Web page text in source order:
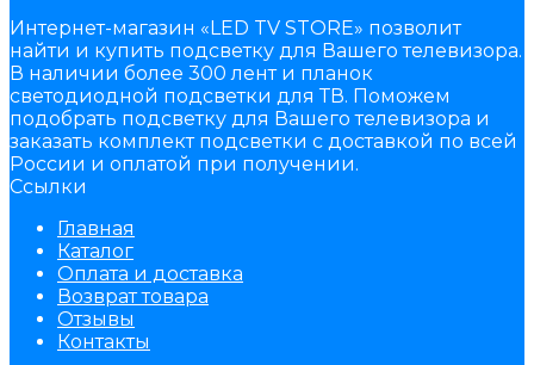
Интернет-магазин «LED TV STORE» позволит
найти и купить подсветку для Вашего телевизора.
В наличии более 300 лент и планок
светодиодной подсветки для ТВ. Поможем
подобрать подсветку для Вашего телевизора и
заказать комплект подсветки с доставкой по всей
России и оплатой при получении.
Ссылки
Главная
Каталог
Оплата и доставка
Возврат товара
Отзывы
Контакты